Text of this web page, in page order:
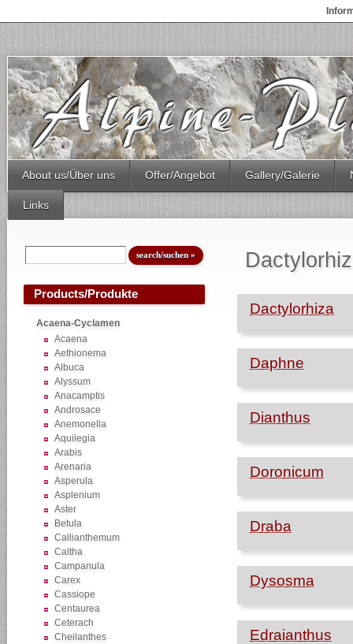
About us/Über uns Offer/Angebot Gallery/Galerie
Links
Products/Produkte
Acaena-Cyclamen
Acaena
Aethionema
Albuca
Alyssum
Anacamptis
Androsace
Anemonella
Aquilegia
Arabis
Arenaria
Asperula
Asplenium
Aster
Betula
Callianthemum
Caltha
Campanula
Carex
Cassiope
Centaurea
Ceterach
Cheilanthes
Dactylorhiza
Daphne
Dianthus
Doronicum
Draba
Dysosma
Edraianthus